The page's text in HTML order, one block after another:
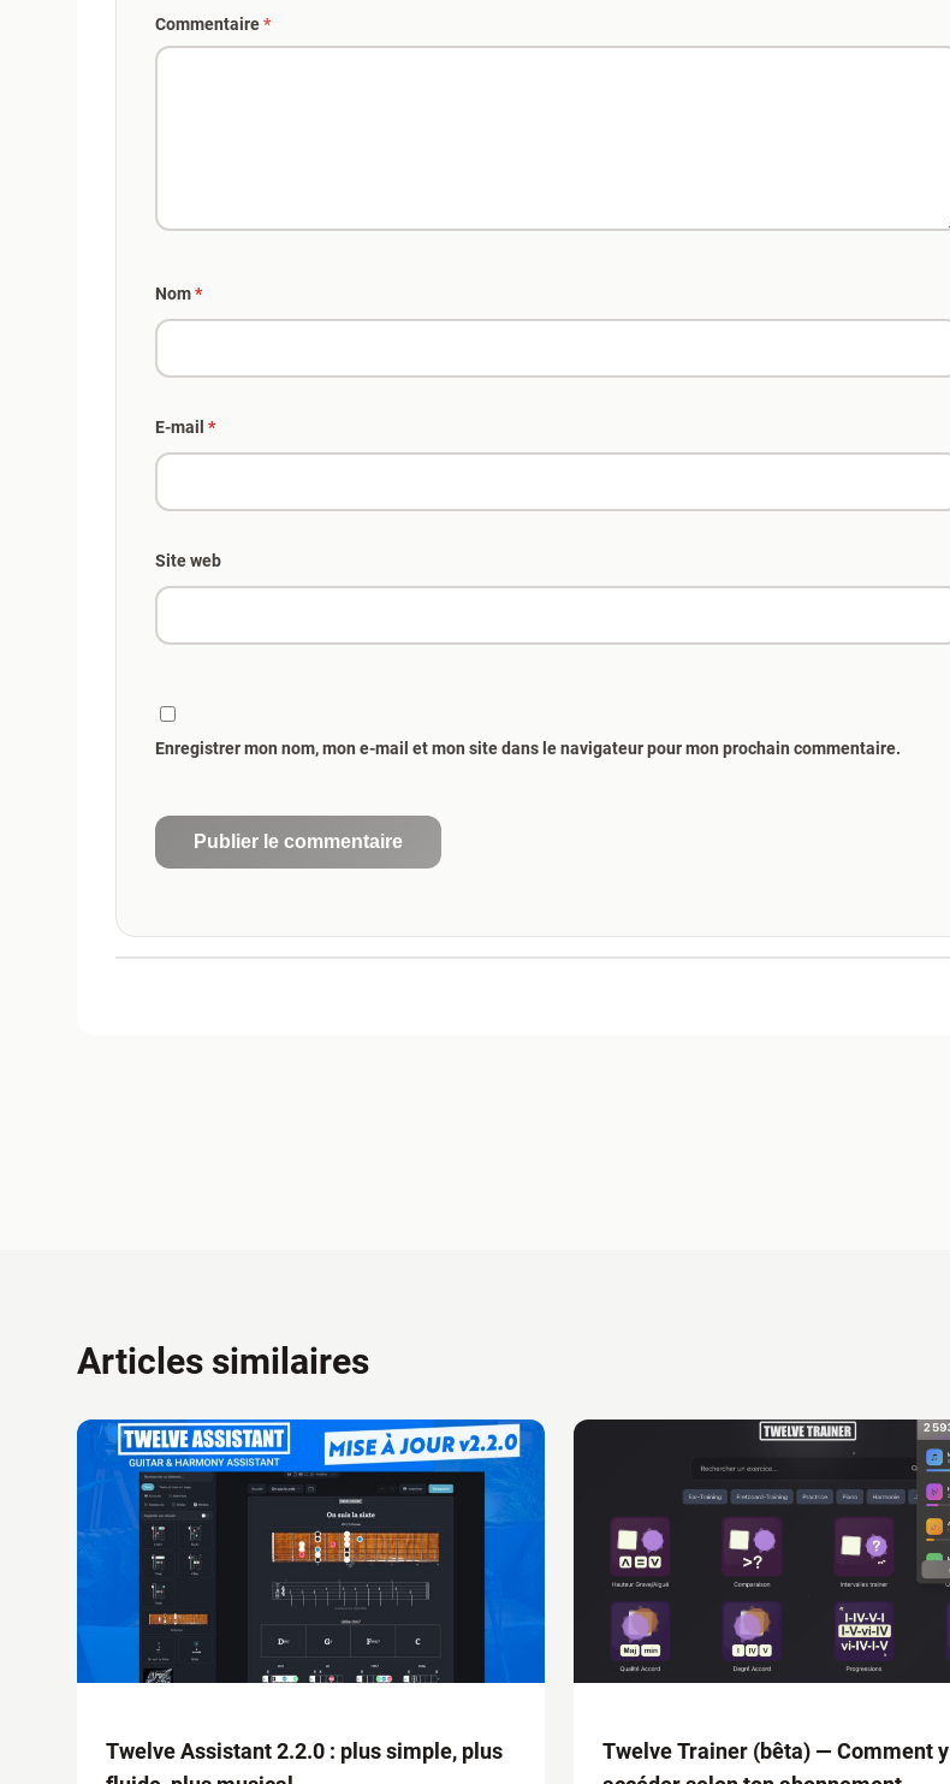
Commentaire*
Nom*
E-mail *
Site web
Enregistrer mon nom, mon e-mail et mon site dans le navigateur pour mon prochain commentaire.
Publier le commentaire
Articles similaires
Twelve Assistant 2.2.0 : plus simple, plus
Twelve Trainer (bêta) — Comment y